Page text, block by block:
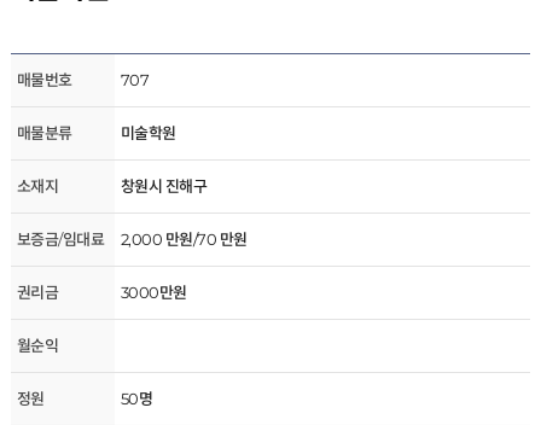
매물번호 707
매물분류 미술학원
소재지 창원시 진해구
보증금/임대료 2,000 만원/70 만원
권리금 3000만원
월순익
정원 50명